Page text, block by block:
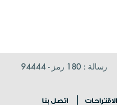
رسالة : 180 رمز - 94444
الاقتراحات اتصل بنا